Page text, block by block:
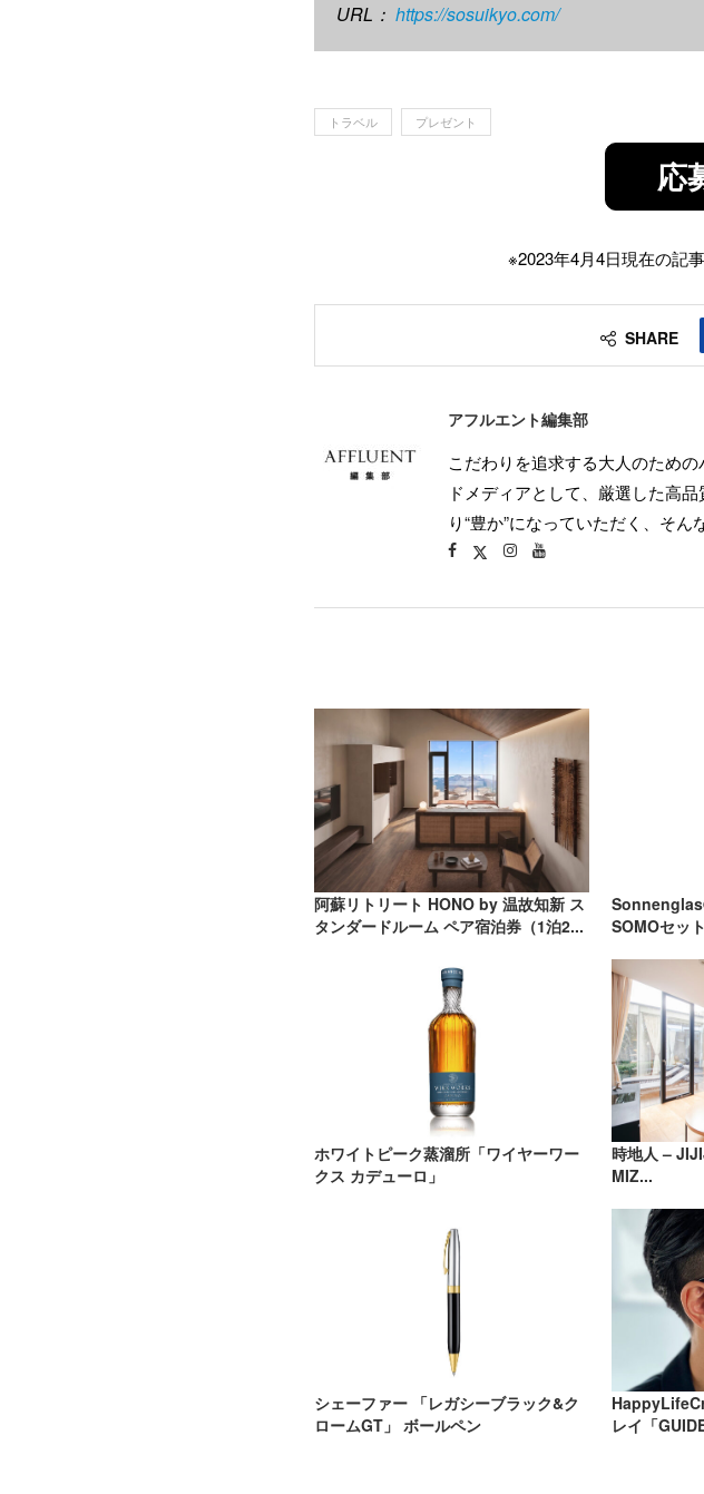
URL： https://sosuikyo.com/
トラベル プレゼント
応
※2023年4月4日現在の記
SHARE
アフルエント編集部
こだわりを追求する大人のため
ドメディアとして、厳選した高
り“豊か”になっていただく、そん
阿蘇リトリート HONO by 温故知新 ス
タンダードルーム ペア宿泊券（1泊2...
SOMOセット
ホワイトピーク蒸溜所「ワイヤーワー
クス カデューロ」
時地人 –
MIZ...
シェーファー 「レガシーブラック&ク
ロームGT」 ボールペン
レイ「